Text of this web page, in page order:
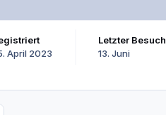
April 2023
Letzter Besuch
13. Juni